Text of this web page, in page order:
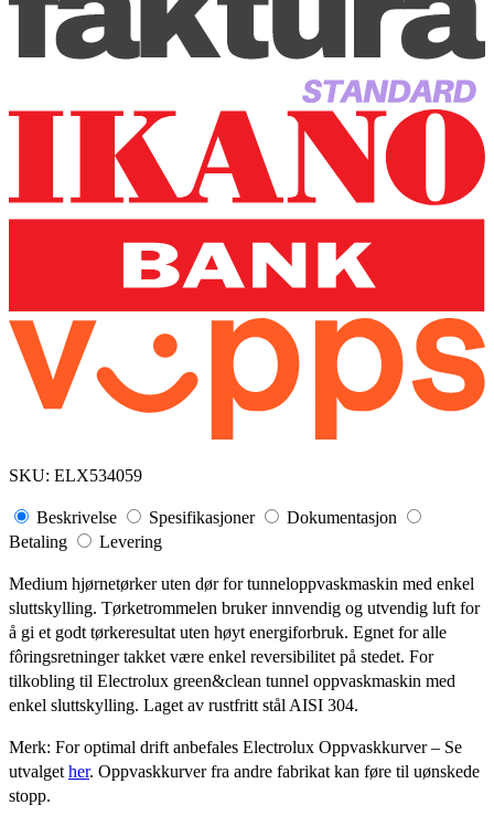
SKU: ELX534059
Beskrivelse Spesifikasjoner
Dokumentasjon
Betaling
Levering
Medium hjørnetørker uten dør for tunneloppvaskmaskin med enkel
sluttskylling. Tørketrommelen bruker innvendig og utvendig luft for
å gi et godt tørkeresultat uten høyt energiforbruk. Egnet for alle
fôringsretninger takket være enkel reversibilitet på stedet. For
tilkobling til Electrolux green&clean tunnel oppvaskmaskin med
enkel sluttskylling. Laget av rustfritt stål AISI 304.
Merk: For optimal drift anbefales Electrolux Oppvaskkurver – Se
utvalget her. Oppvaskkurver fra andre fabrikat kan føre til uønskede
stopp.